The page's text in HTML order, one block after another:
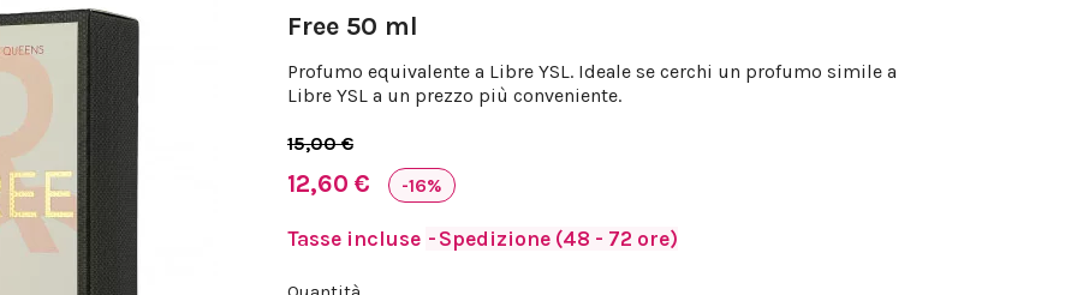
Free 50 ml
Profumo equivalente a Libre YSL. Ideale se cerchi un profumo simile a
Libre YSL a un prezzo più conveniente.
15,00 €
12,60 € -16%
Tasse incluse Spedizione (48 - 72 ore)